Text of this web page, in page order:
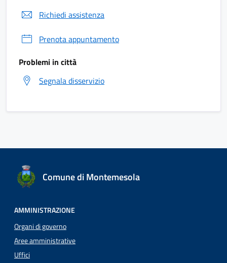
Richiedi assistenza
Prenota appuntamento
Problemi in città
Segnala disservizio
Comune di Montemesola
AMMINISTRAZIONE
Organi di governo
Aree amministrative
Uffici